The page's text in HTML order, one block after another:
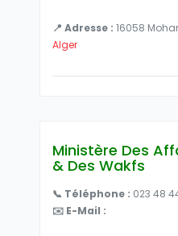
📍 Adresse : 16058
Alger
Ministère Des
& Des Wakfs
📞 Téléphone : 023 48
✉️ E-Mail :